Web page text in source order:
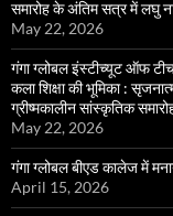
समारोह के अंतिम सत्र में लघु
May 22, 2026
गंगा ग्लोबल इंस्टीच्यूट ऑफ
कला शिक्षा की भूमिका :
ग्रीष्मकालीन सांस्कृतिक
May 22, 2026
गंगा ग्लोबल बीएड कालेज में
April 15, 2026